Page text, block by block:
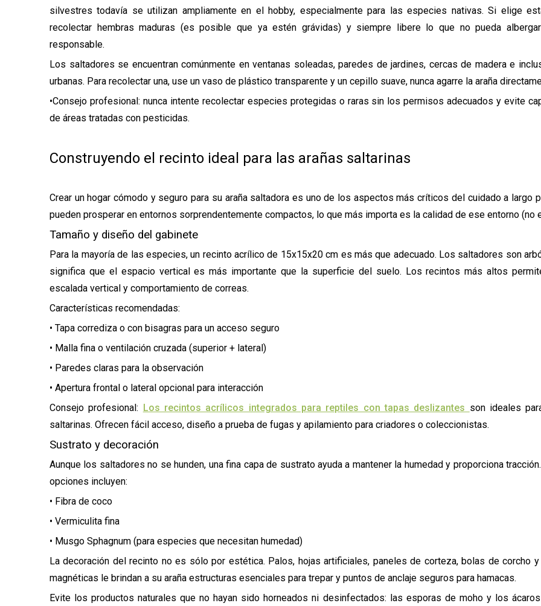
silvestres todavía se utilizan ampliamente en el hobby, especialmente para las especies nativas. Si elige
recolectar hembras maduras (es posible que ya estén grávidas) y siempre libere lo que no pueda
responsable.
Los saltadores se encuentran comúnmente en ventanas soleadas, paredes de jardines, cercas de madera e
urbanas. Para recolectar una, use un vaso de plástico transparente y un cepillo suave, nunca agarre la araña
•Consejo profesional: nunca intente recolectar especies protegidas o raras sin los permisos adecuados y evite
de áreas tratadas con pesticidas.
Construyendo el recinto ideal para las arañas saltarinas
Crear un hogar cómodo y seguro para su araña saltadora es uno de los aspectos más críticos del cuidado a largo
pueden prosperar en entornos sorprendentemente compactos, lo que más importa es la calidad de ese entorno (no
Tamaño y diseño del gabinete
Para la mayoría de las especies, un recinto acrílico de 15x15x20 cm es más que adecuado. Los saltadores son
significa que el espacio vertical es más importante que la superficie del suelo. Los recintos más altos
escalada vertical y comportamiento de correas.
Características recomendadas:
• Tapa corrediza o con bisagras para un acceso seguro
• Malla fina o ventilación cruzada (superior + lateral)
• Paredes claras para la observación
• Apertura frontal o lateral opcional para interacción
Consejo profesional: Los recintos acrílicos integrados para reptiles con tapas deslizantes son ideales
saltarinas. Ofrecen fácil acceso, diseño a prueba de fugas y apilamiento para criadores o coleccionistas.
Sustrato y decoración
Aunque los saltadores no se hunden, una fina capa de sustrato ayuda a mantener la humedad y proporciona
opciones incluyen:
• Fibra de coco
• Vermiculita fina
• Musgo Sphagnum (para especies que necesitan humedad)
La decoración del recinto no es sólo por estética. Palos, hojas artificiales, paneles de corteza, bolas de corcho
magnéticas le brindan a su araña estructuras esenciales para trepar y puntos de anclaje seguros para hamacas.
Evite los productos naturales que no hayan sido horneados ni desinfectados: las esporas de moho y los